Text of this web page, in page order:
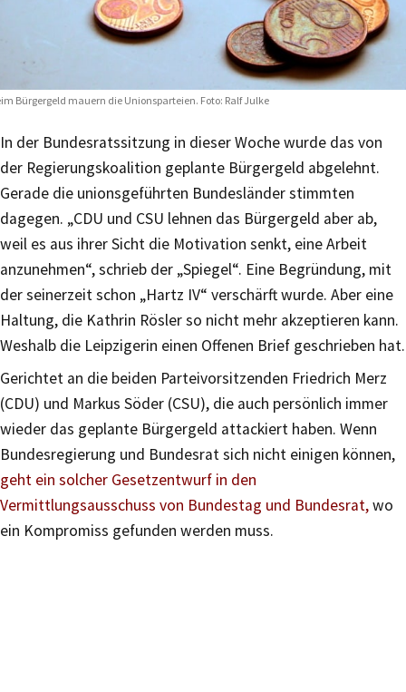
Bürgergeld mauern die Unionsparteien. Foto: Ralf Julke
In der Bundesratssitzung in dieser Woche wurde das von
der Regierungskoalition geplante Bürgergeld abgelehnt.
Gerade die unionsgeführten Bundesländer stimmten
dagegen. „CDU und CSU lehnen das Bürgergeld aber ab,
weil es aus ihrer Sicht die Motivation senkt, eine Arbeit
anzunehmen“, schrieb der „Spiegel“. Eine Begründung, mit
der seinerzeit schon „Hartz IV“ verschärft wurde. Aber eine
Haltung, die Kathrin Rösler so nicht mehr akzeptieren kann.
Weshalb die Leipzigerin einen Offenen Brief geschrieben hat.
Gerichtet an die beiden Parteivorsitzenden Friedrich Merz
(CDU) und Markus Söder (CSU), die auch persönlich immer
wieder das geplante Bürgergeld attackiert haben. Wenn
Bundesregierung und Bundesrat sich nicht einigen können,
geht ein solcher Gesetzentwurf in den
Vermittlungsausschuss von Bundestag und Bundesrat,wo
ein Kompromiss gefunden werden muss.